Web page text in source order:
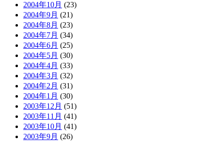
2004年10月 (23)
2004年9月 (21)
2004年8月 (23)
2004年7月 (34)
2004年6月 (25)
2004年5月 (30)
2004年4月 (33)
2004年3月 (32)
2004年2月 (31)
2004年1月 (30)
2003年12月 (51)
2003年11月 (41)
2003年10月 (41)
2003年9月 (26)